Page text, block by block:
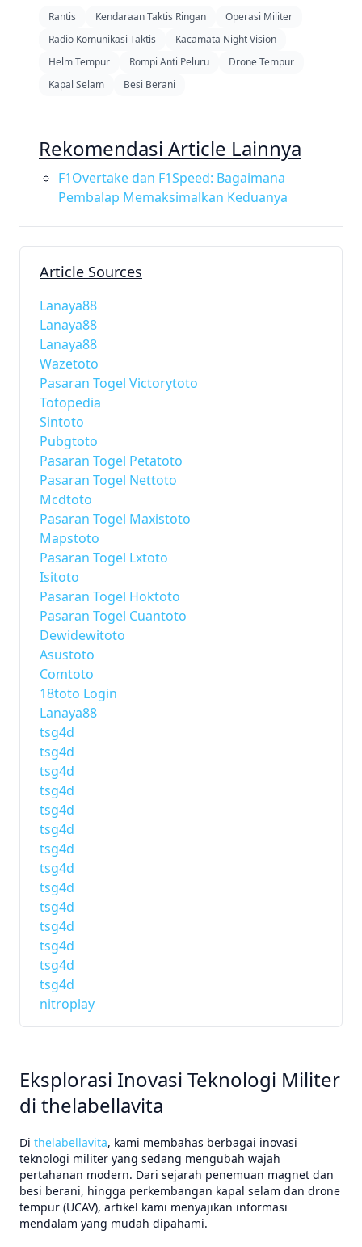
Rantis Kendaraan Taktis Ringan
Operasi Militer
Radio Komunikasi Taktis
Kacamata Night Vision
Helm Tempur
Rompi Anti Peluru
Drone Tempur
Kapal Selam
Besi Berani
Rekomendasi Article Lainnya
F1Overtake dan F1Speed: Bagaimana
Pembalap Memaksimalkan Keduanya
Article Sources
Lanaya88
Lanaya88
Lanaya88
Wazetoto
Pasaran Togel Victorytoto
Totopedia
Sintoto
Pubgtoto
Pasaran Togel Petatoto
Pasaran Togel Nettoto
Mcdtoto
Pasaran Togel Maxistoto
Mapstoto
Pasaran Togel Lxtoto
Isitoto
Pasaran Togel Hoktoto
Pasaran Togel Cuantoto
Dewidewitoto
Asustoto
Comtoto
18toto Login
Lanaya88
tsg4d
tsg4d
tsg4d
tsg4d
tsg4d
tsg4d
tsg4d
tsg4d
tsg4d
tsg4d
tsg4d
tsg4d
tsg4d
tsg4d
nitroplay
Eksplorasi Inovasi Teknologi Militer
di thelabellavita
Di thelabellavita, kami membahas berbagai inovasi
teknologi militer yang sedang mengubah wajah
pertahanan modern. Dari sejarah penemuan magnet dan
besi berani, hingga perkembangan kapal selam dan drone
tempur (UCAV), artikel kami menyajikan informasi
mendalam yang mudah dipahami.